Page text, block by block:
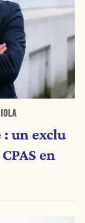
: un exclu
en